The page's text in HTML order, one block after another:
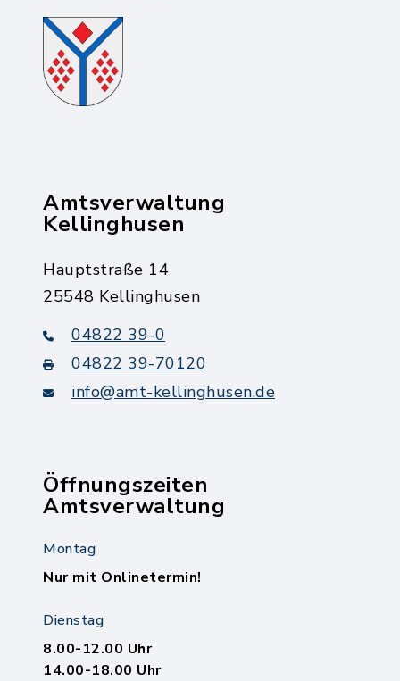
Amtsverwaltung
Kellinghusen
Hauptstraße 14
25548 Kellinghusen
04822 39-0
04822 39-70120
info@amt-kellinghusen.de
Öffnungszeiten
Amtsverwaltung
Montag
Nur mit Onlinetermin!
Dienstag
8.00-12.00 Uhr
14.00-18.00 Uhr